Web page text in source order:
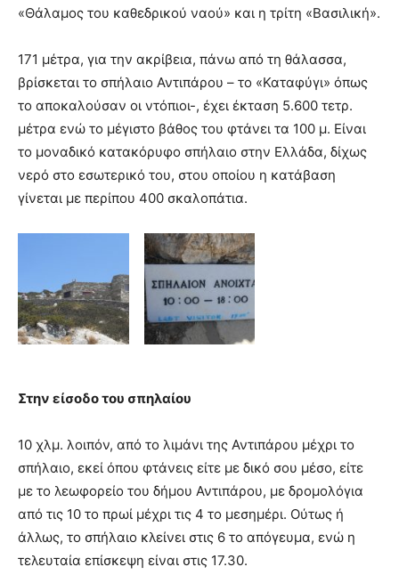
«Θάλαμος του καθεδρικού ναού» και η τρίτη «Βασιλική».
171 μέτρα, για την ακρίβεια, πάνω από τη θάλασσα,
βρίσκεται το σπήλαιο Αντιπάρου – το «Καταφύγι» όπως
το αποκαλούσαν οι ντόπιοι-, έχει έκταση 5.600 τετρ.
μέτρα ενώ το μέγιστο βάθος του φτάνει τα 100 μ. Είναι
το μοναδικό κατακόρυφο σπήλαιο στην Ελλάδα, δίχως
νερό στο εσωτερικό του, στου οποίου η κατάβαση
γίνεται με περίπου 400 σκαλοπάτια.
Στην είσοδο του σπηλαίου
10 χλμ. λοιπόν, από το λιμάνι της Αντιπάρου μέχρι το
σπήλαιο, εκεί όπου φτάνεις είτε με δικό σου μέσο, είτε
με το λεωφορείο του δήμου Αντιπάρου, με δρομολόγια
από τις 10 το πρωί μέχρι τις 4 το μεσημέρι. Ούτως ή
άλλως, το σπήλαιο κλείνει στις 6 το απόγευμα, ενώ η
τελευταία επίσκεψη είναι στις 17.30.